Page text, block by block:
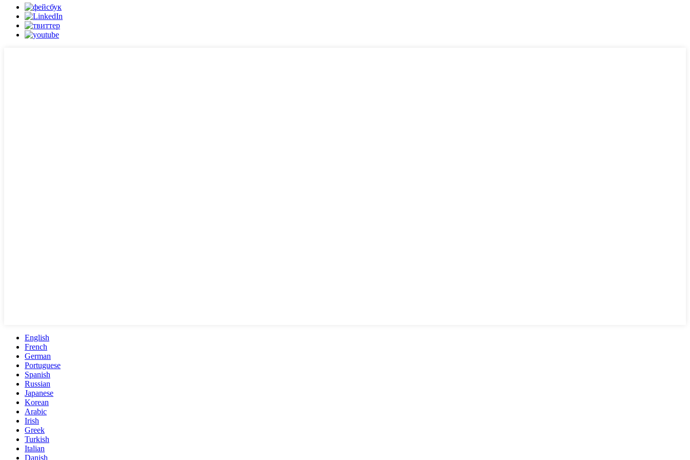
English
French
German
Portuguese
Spanish
Russian
Japanese
Korean
Arabic
Irish
Greek
Turkish
Italian
Danish